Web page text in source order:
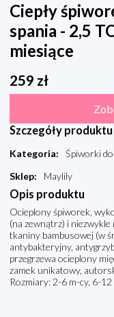
Ciepły
spania - 2,5
miesiące
259 zł
Szczegóły produktu
Kategoria:
Śpiworki
Sklep: Maylily
Opis produktu
Ocieplony śpiworek,
(na zewnątrz) i niezwykle
tkaniny bambusowej (w
antybakteryjny,
przegrzewa ocieplony
zamek unikatowy,
Rozmiary: 2-6 m-cy, 6-